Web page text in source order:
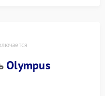
Olympus